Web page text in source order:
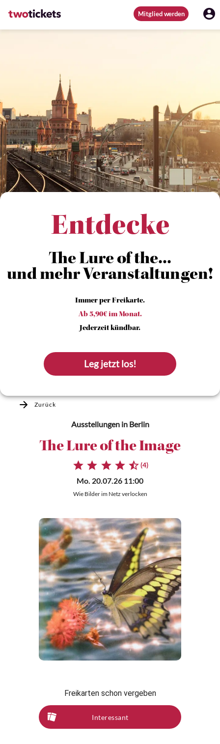
Mitglied werden
Entdecke
The Lure of the...
und mehr Veranstaltungen!
Immer per Freikarte.
Ab 5,90€ im Monat.
Jederzeit kündbar.
Leg jetzt los!
Zurück
Ausstellungenin Berlin
The Lure of the Image
(4)
Mo. 20.07.26 11:00
Wie Bilder im Netz verlocken
Freikarten schon vergeben
Interessant